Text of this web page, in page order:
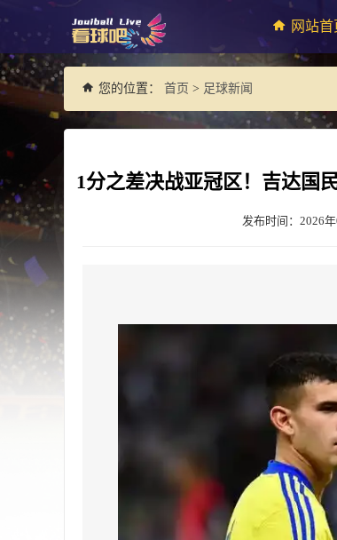
网站首
您的位置： 首页 > 足球新闻
1分之差决战亚冠区！吉达国
发布时间：2026